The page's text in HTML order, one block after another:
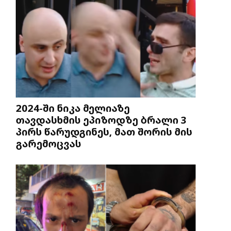
2024-ში ნიკა მელიაზე
თავდასხმის ეპიზოდზე ბრალი 3
პირს წარუდგინეს, მათ შორის მის
გარემოცვას